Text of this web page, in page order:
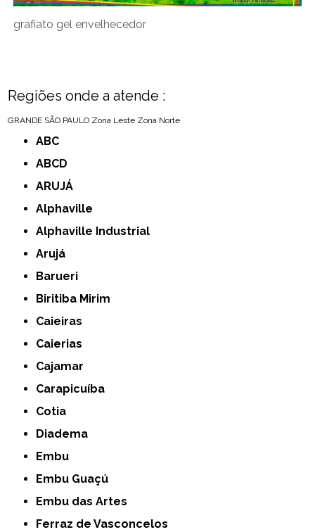
grafiato gel envelhecedor
Regiões onde a atende :
GRANDE SÃO PAULO Zona Leste Zona Norte
ABC
ABCD
ARUJÁ
Alphaville
Alphaville Industrial
Arujá
Barueri
Biritiba Mirim
Caieiras
Caierias
Cajamar
Carapicuíba
Cotia
Diadema
Embu
Embu Guaçú
Embu das Artes
Ferraz de Vasconcelos